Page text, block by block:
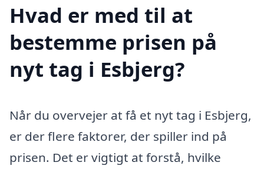
Hvad er med til at
bestemme prisen på
nyt tag i Esbjerg?
Når du overvejer at få et nyt tag i Esbjerg,
er der flere faktorer, der spiller ind på
prisen. Det er vigtigt at forstå, hvilke